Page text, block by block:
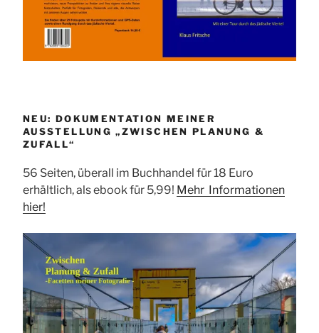
NEU: DOKUMENTATION MEINER
AUSSTELLUNG „ZWISCHEN PLANUNG &
ZUFALL“
56 Seiten, überall im Buchhandel für 18 Euro
erhältlich, als ebook für 5,99! Mehr Informationen
hier!